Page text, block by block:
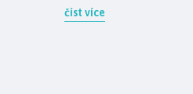
číst více